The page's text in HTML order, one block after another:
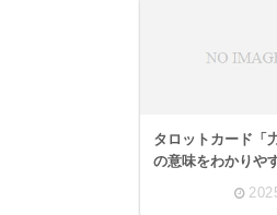
タロットカード「
の意味をわかりや